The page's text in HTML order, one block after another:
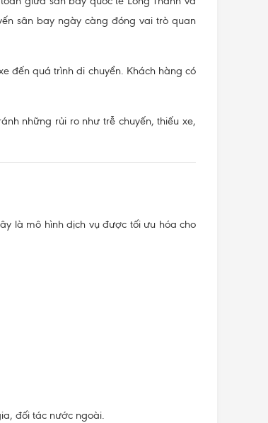
sân bay ngày càng đóng vai trò quan
đến quá trình di chuyển. Khách hàng có
những rủi ro như trễ chuyến, thiếu xe,
là mô hình dịch vụ được tối ưu hóa cho
đối tác nước ngoài.